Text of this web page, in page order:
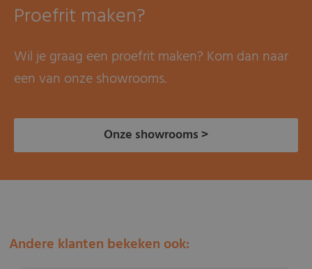
Proefrit maken?
Wil je graag een proefrit maken? Kom dan naar
een van onze showrooms.
Onze showrooms >
Andere klanten bekeken ook: